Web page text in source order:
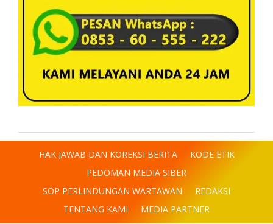
HAK JAWAB DAN KOREKSI BERITA
KODE ETIK
PEDOMAN MEDIA SIBER
SOP PERLINDUNGAN WARTAWAN
REDAKSI
TENTANG KAMI
MEDIA PARTNER